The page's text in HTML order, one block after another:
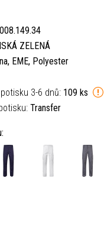
ZELENÁ
EME, Polyester
3-6 dnů: 109 ks
Transfer